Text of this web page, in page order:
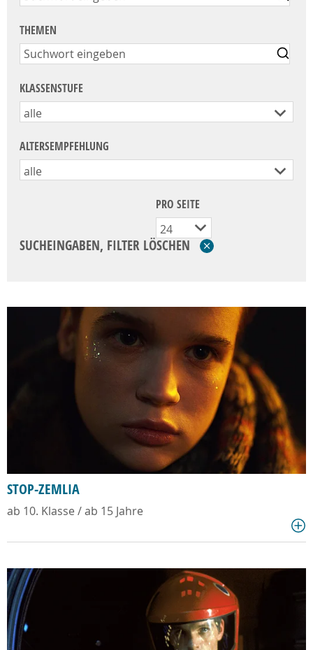
THEMEN
KLASSENSTUFE
alle
ALTERSEMPFEHLUNG
alle
PRO SEITE
24
SUCHEINGABEN, FILTER LÖSCHEN
STOP-ZEMLIA
ab 10. Klasse / ab 15 Jahre